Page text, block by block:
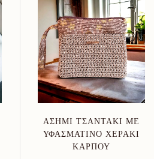
ΑΣΗΜΊ ΤΣΑΝΤΆΚΙ ΜΕ
ΥΦΑΣΜΆΤΙΝΟ ΧΕΡΆΚΙ
ΚΑΡΠΟΎ